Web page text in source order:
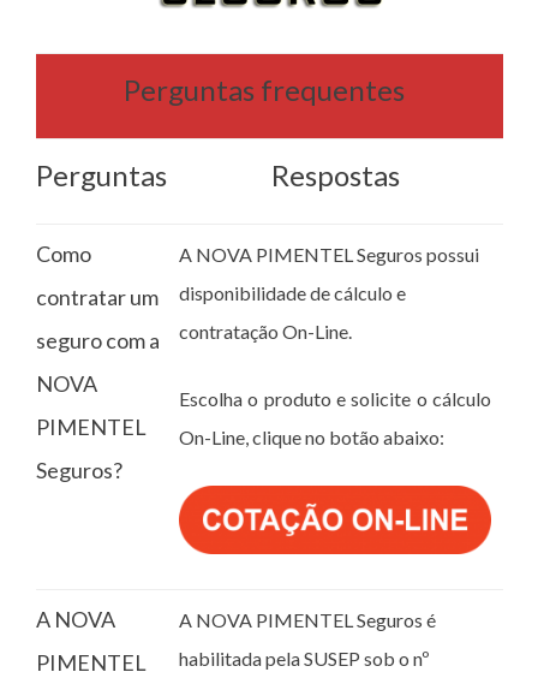
Perguntas frequentes
Perguntas Respostas
Como
contratar um
seguro com a
NOVA
PIMENTEL
Seguros?
A NOVA PIMENTEL Seguros possui
disponibilidade de cálculo e
contratação On-Line.
Escolha o produto e solicite o cálculo
On-Line, clique no botão abaixo:
A NOVA
PIMENTEL
A NOVA PIMENTEL Seguros é
habilitada pela SUSEP sob o nº